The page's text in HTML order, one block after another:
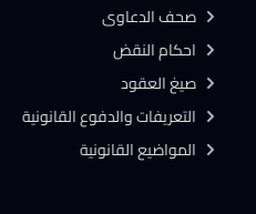
صحف الدعاوى
احكام النقض
صيغ العقود
التعريفات والدفوع القانونية
المواضيع القانونية